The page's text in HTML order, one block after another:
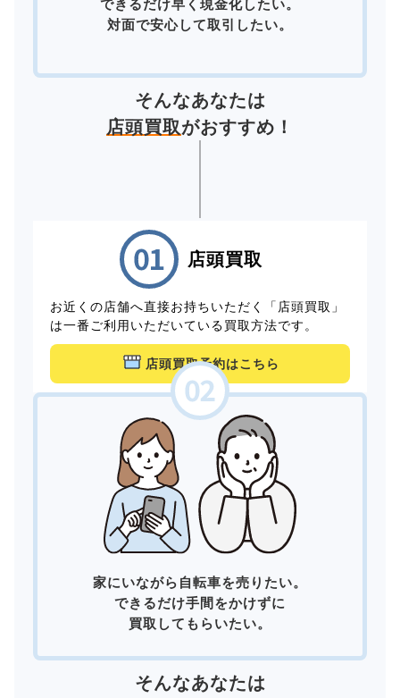
できるだけ早く現金化したい。
対面で安心して取引したい。
そんなあなたは
店頭買取がおすすめ！
店頭買取
お近くの店舗へ直接お持ちいただく「店頭買取」
は一番ご利用いただいている買取方法です。
店頭買取予約はこちら
家にいながら自転車を売りたい。
できるだけ手間をかけずに
買取してもらいたい。
そんなあなたは